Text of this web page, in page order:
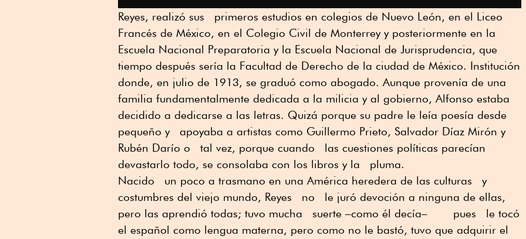
Reyes, realizó sus primeros estudios en colegios de Nuevo León, en el Liceo
Francés de México, en el Colegio Civil de Monterrey y posteriormente en la
Escuela Nacional Preparatoria y la Escuela Nacional de Jurisprudencia, que
tiempo después sería la Facultad de Derecho de la ciudad de México. Institución
donde, en julio de 1913, se graduó como abogado. Aunque provenía de una
familia fundamentalmente dedicada a la milicia y al gobierno, Alfonso estaba
decidido a dedicarse a las letras. Quizá porque su padre le leía poesía desde
pequeño y apoyaba a artistas como Guillermo Prieto, Salvador Díaz Mirón y
Rubén Darío o tal vez, porque cuando las cuestiones políticas parecían
devastarlo todo, se consolaba con los libros y la pluma.
Nacido un poco a trasmano en una América heredera de las culturas y
costumbres del viejo mundo, Reyes no le juró devoción a ninguna de ellas,
pero las aprendió todas; tuvo mucha suerte –como él decía– pues le tocó
el español como lengua materna, pero como no le bastó, tuvo que adquirir el